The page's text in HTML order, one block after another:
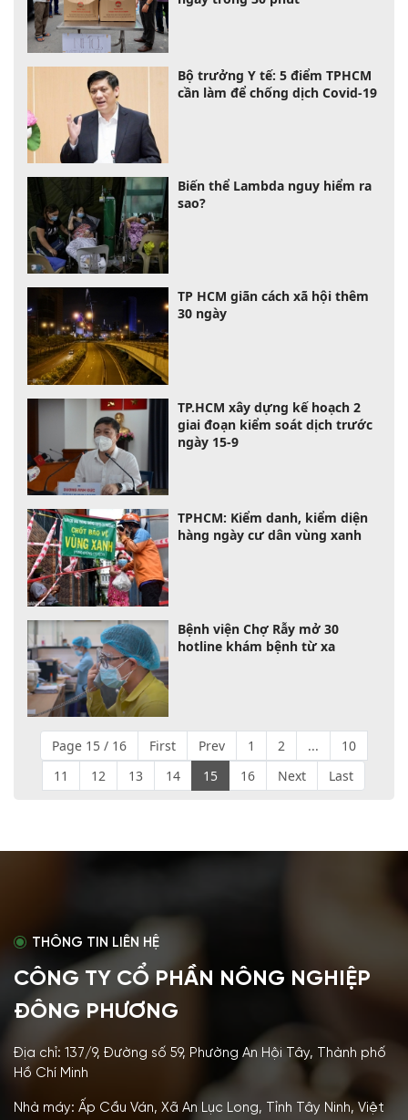
Bộ trưởng Y tế: 5 điểm TPHCM
cần làm để chống dịch Covid-19
Biến thể Lambda nguy hiểm ra
sao?
TP HCM giãn cách xã hội thêm
30 ngày
TP.HCM xây dựng kế hoạch 2
giai đoạn kiểm soát dịch trước
ngày 15-9
TPHCM: Kiểm danh, kiểm diện
hàng ngày cư dân vùng xanh
Bệnh viện Chợ Rẫy mở 30
hotline khám bệnh từ xa
Page 15 / 16 First Prev 1 2 ...
10
11
12 13 14 15 16 Next Last
THÔNG TIN LIÊN HỆ
CÔNG TY CỔ PHẦN NÔNG NGHIỆP
ĐÔNG PHƯƠNG
Địa chỉ: 137/9, Đường số 59, Phường An Hội Tây, Thành phố
Hồ Chí Minh
Nhà máy: Ấp Cầu Ván, Xã An Lục Long, Tỉnh Tây Ninh, Việt